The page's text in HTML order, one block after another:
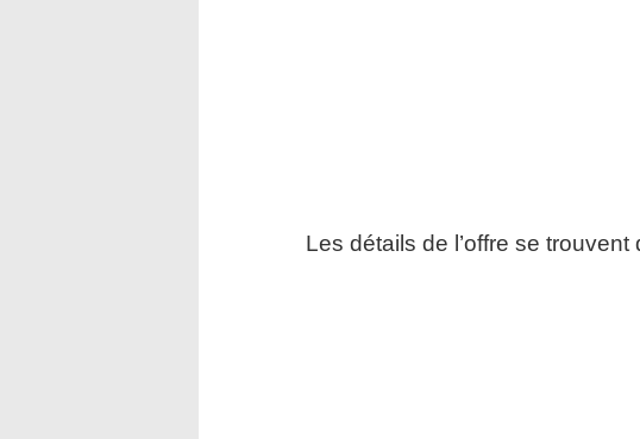
Les détails de l’offre se trouvent